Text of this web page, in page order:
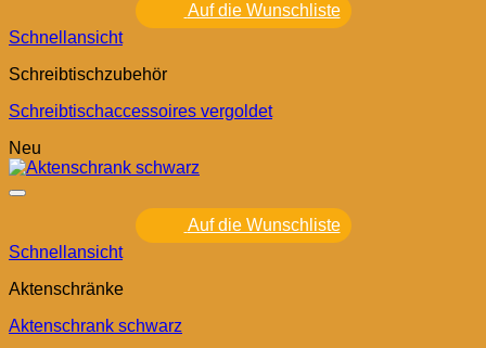
Auf die Wunschliste
Schnellansicht
Schreibtischzubehör
Schreibtischaccessoires vergoldet
Neu
Auf die Wunschliste
Schnellansicht
Aktenschränke
Aktenschrank schwarz